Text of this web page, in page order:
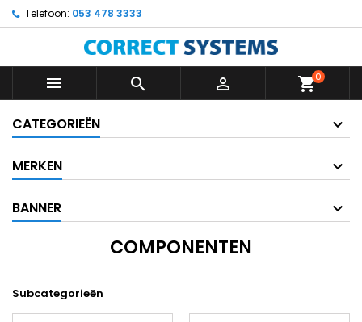
Telefoon: 053 478 3333
   shopping_cart0
CATEGORIEËN
MERKEN
BANNER
COMPONENTEN
Subcategorieën